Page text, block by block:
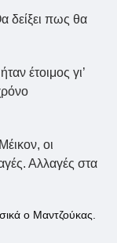
δείξει πως θα
έτοιμος γι’
οι
Αλλαγές στα
ο Μαντζούκας.